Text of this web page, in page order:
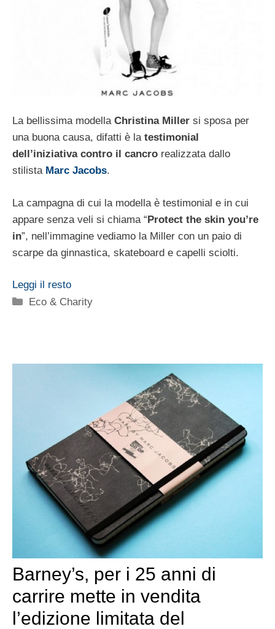
La bellissima modella Christina Miller si sposa per
una buona causa, difatti è la testimonial
dell’iniziativa contro il cancro realizzata dallo
stilista Marc Jacobs.
La campagna di cui la modella è testimonial e in cui
appare senza veli si chiama “Protect the skin you’re
in”, nell’immagine vediamo la Miller con un paio di
scarpe da ginnastica, skateboard e capelli sciolti.
Leggi il resto
Categorie
Eco & Charity
Barney’s, per i 25 anni di
carrire mette in vendita
l’edizione limitata del